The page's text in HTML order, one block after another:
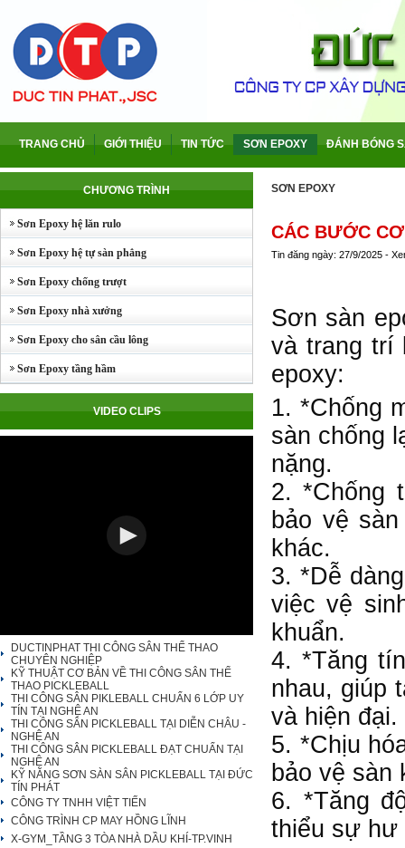
TRANG CHỦ GIỚI THIỆU TIN TỨC SƠN EPOXY ĐÁNH BÓNG
CHƯƠNG TRÌNH
Sơn Epoxy hệ lăn rulo
Sơn Epoxy hệ tự sàn phẳng
Sơn Epoxy chống trượt
Sơn Epoxy nhà xưởng
Sơn Epoxy cho sân cầu lông
Sơn Epoxy tầng hầm
VIDEO CLIPS
DUCTINPHAT THI CÔNG SÂN THỂ THAO
CHUYÊN NGHIỆP
KỸ THUẬT CƠ BẢN VỀ THI CÔNG SÂN THỂ
THAO PICKLEBALL
THI CÔNG SÂN PIKLEBALL CHUẨN 6 LỚP UY
TÍN TẠI NGHỆ AN
THI CÔNG SÂN PICKLEBALL TẠI DIỄN CHÂU -
NGHỆ AN
THI CÔNG SÂN PICKLEBALL ĐẠT CHUẨN TẠI
NGHỆ AN
KỸ NĂNG SƠN SÀN SÂN PICKLEBALL TẠI ĐỨC
TÍN PHÁT
CÔNG TY TNHH VIỆT TIẾN
CÔNG TRÌNH CP MAY HỒNG LĨNH
X-GYM_TẦNG 3 TÒA NHÀ DẦU KHÍ-TP.VINH
SƠN EPOXY
CÁC BƯỚC
Tin đăng ngày: 27/9/2025 -
Sơn sàn
và trang trí
epoxy:
1. *Chống
sàn chống
nặng.
2. *Chống
bảo vệ
khác.
3. *Dễ
việc vệ
khuẩn.
4. *Tăng
nhau, giúp
và hiện đại.
5. *Chịu
bảo vệ sàn
6. *Tăng
thiểu sự hư